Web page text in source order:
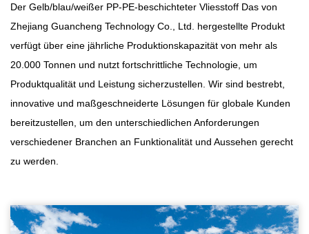
Der Gelb/blau/weißer PP-PE-beschichteter Vliesstoff Das von
Zhejiang Guancheng Technology Co., Ltd. hergestellte Produkt
verfügt über eine jährliche Produktionskapazität von mehr als
20.000 Tonnen und nutzt fortschrittliche Technologie, um
Produktqualität und Leistung sicherzustellen. Wir sind bestrebt,
innovative und maßgeschneiderte Lösungen für globale Kunden
bereitzustellen, um den unterschiedlichen Anforderungen
verschiedener Branchen an Funktionalität und Aussehen gerecht
zu werden.